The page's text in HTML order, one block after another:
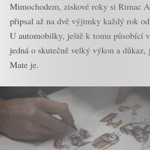
Mimochodem, ziskové roky si Rimac
připsal až na dvě výjimky každý rok
U automobilky, ještě k tomu působící
jedná o skutečně velký výkon a důkaz,
Mate je.